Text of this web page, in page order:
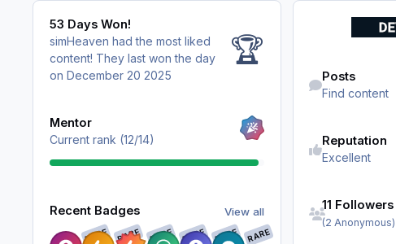
53 Days Won!
53 Days Won!
simHeaven had the most liked
content! They last won the day
on December 20 2025
🏆
Mentor
Current rank (12/14)
Recent Badges View all
RARE RARE RARE RARE RARE RARE
Posts
Find content
Reputation
Excellent
11 Followers
(2 Anonymous)